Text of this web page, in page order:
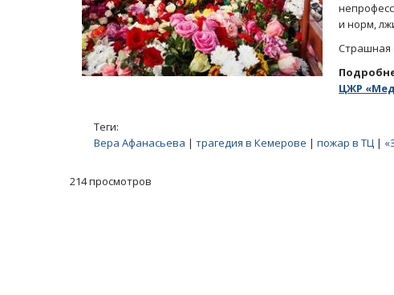
и норм,
Страшная
ЦЖР
Теги:
Вера Афанасьева | трагедия в Кемерове | пожар в ТЦ |
214 просмотров